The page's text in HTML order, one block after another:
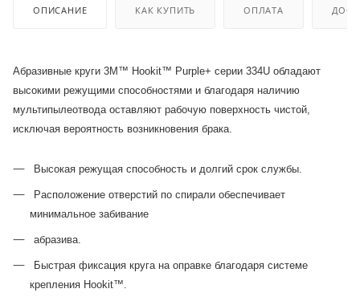
ОПИСАНИЕ КАК КУПИТЬ ОПЛАТА
Абразивные круги 3M™ Hookit™ Purple+ серии 334U обладают
высокими режущими способностями и благодаря наличию
мультипылеотвода оставляют рабочую поверхность чистой,
исключая вероятность возникновения брака.
Высокая режущая способность и долгий срок службы.
Расположение отверстий по спирали обеспечивает
минимальное забивание
абразива.
Быстрая фиксация круга на оправке благодаря системе
крепления Hookit™.